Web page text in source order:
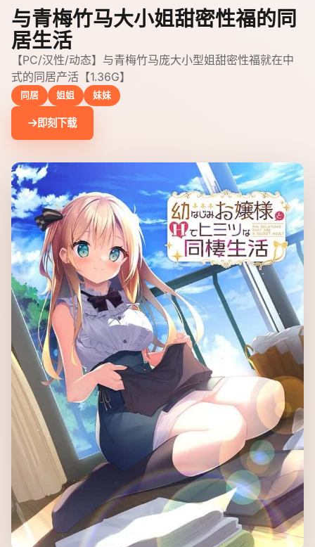
与青梅竹马大小姐甜密性福的同
居生活
【PC/汉性/动态】与青梅竹马庞大小型姐甜密性福就在中
式的同居产活【1.36G】
同居 姐姐 妹妹
即刻下载